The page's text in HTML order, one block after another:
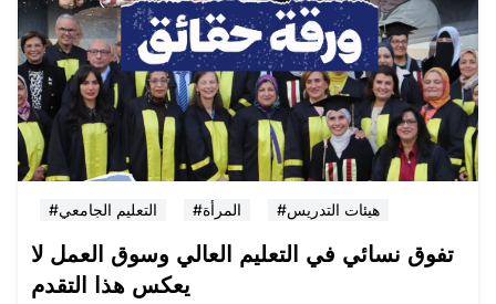
#التعليم الجامعي #المرأة #هيئات التدريس
تفوق نسائي في التعليم العالي وسوق العمل لا
يعكس هذا التقدم